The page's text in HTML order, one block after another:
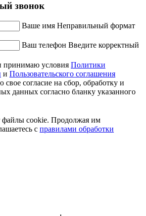
звонок
Ваше имя Неправильный формат
Ваш телефон Введите корректный
принимаю условия Политики
и Пользовательского соглашения
согласие на сбор, обработку и
данных согласно бланку указанного
файлы cookie. Продолжая им
c правилами обработки